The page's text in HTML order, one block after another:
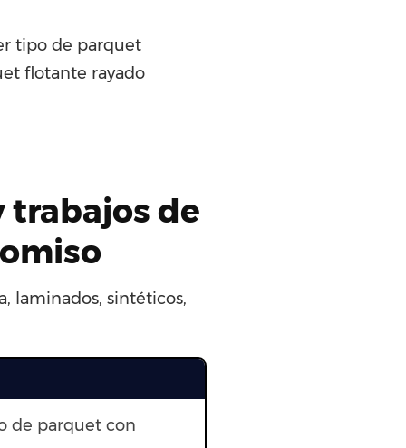
tipo de parquet
flotante rayado
trabajos de
laminados, sintéticos,
de parquet con